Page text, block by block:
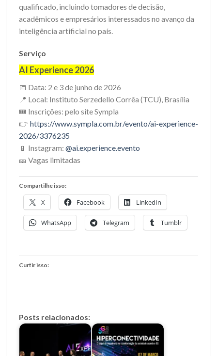
qualificado, incluindo tomadores de decisão,
acadêmicos e empresários interessados no avanço da
inteligência artificial no país.
Serviço
AI Experience 2026
📅 Data: 2 e 3 de junho de 2026
📍 Local: Instituto Serzedello Corrêa (TCU), Brasília
🎟️ Inscrições: pelo site Sympla
👉 https://www.sympla.com.br/evento/ai-experience-
2026/3376235
📱 Instagram: @ai.experience.evento
🎫 Vagas limitadas
Compartilhe isso:
X Facebook LinkedIn
WhatsApp Telegram Tumblr
Curtir isso:
Posts relacionados: